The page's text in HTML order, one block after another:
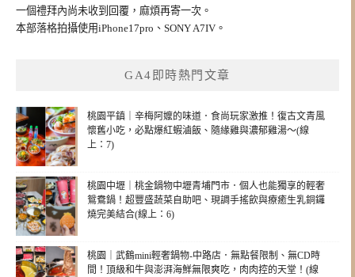
一個禮拜內尚未收到回覆，麻煩再寄一次。
本部落格拍攝使用iPhone17pro、SONY A7IV。
GA4即時熱門文章
桃園平鎮｜辛梅阿嬤的味道．食尚玩家激推！復古文青風
懷舊小吃，必點爆紅蝦滷飯、隨緣雞與濃郁雞湯～(線
上：7)
桃園中壢｜桃金鍋物中壢青埔門市．個人也能獨享的輕奢
鴛鴦鍋！超豐盛蔬菜自助吧、現調手搖飲與療癒生乳銅鑼
燒完美結合(線上：6)
桃園｜武鶴mini輕奢鍋物-中路店．無點餐限制、無CD時
間！頂級和牛與澎湃海鮮無限爽吃，肉肉控的天堂！(線